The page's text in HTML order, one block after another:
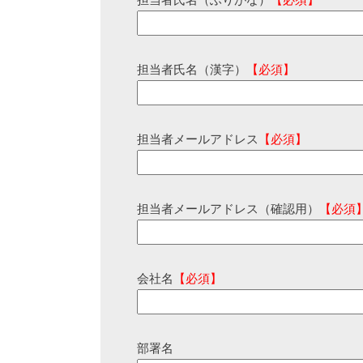
担当者氏名（漢字） 【必須】
担当者メールアドレス 【必須】
担当者メールアドレス（確認用） 【必須
会社名 【必須】
部署名